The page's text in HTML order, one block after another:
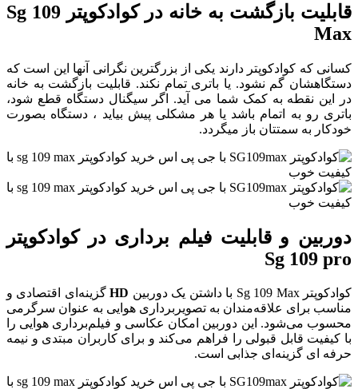
قابلیت بازگشت به خانه در کوادکوپتر Sg 109
Max
کسانی که کوادکوپتر دارند یکی از بزرگترین نگرانی آنها این است که
دستگاهشان گم نشود. یا باتری تمام نکند. قابلیت بازگشت به خانه
در این نقطه به کمک شما می آید. اگر سیگنال دستگاه قطع شود،
باتری رو به اتمام باشد یا هر مشکلی پیش بیاید ، دستگاه بصورت
خودکار به سمتتان باز میگردد.
دوربین و قابلیت فیلم برداری در کوادکوپتر
Sg 109 pro
کوادکوپتر Sg 109 Max با داشتن یک دوربین
گزینه‌ای اقتصادی و
مناسب برای علاقه‌مندان به تصویربرداری هوایی به عنوان سرگرمی
محسوب می‌شود. این دوربین امکان عکاسی و فیلم‌برداری هوایی را
با کیفیت قابل قبولی را فراهم می‌کند و برای کاربران مبتدی و نیمه
حرفه ای گزینه‌ای جذابی است.